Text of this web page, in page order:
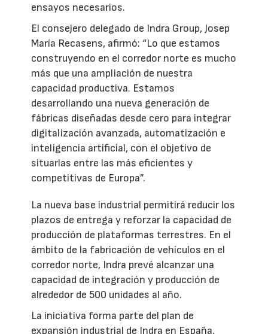
ensayos necesarios.
El consejero delegado de Indra Group, Josep
María Recasens, afirmó: “Lo que estamos
construyendo en el corredor norte es mucho
más que una ampliación de nuestra
capacidad productiva. Estamos
desarrollando una nueva generación de
fábricas diseñadas desde cero para integrar
digitalización avanzada, automatización e
inteligencia artificial, con el objetivo de
situarlas entre las más eficientes y
competitivas de Europa”.
La nueva base industrial permitirá reducir los
plazos de entrega y reforzar la capacidad de
producción de plataformas terrestres. En el
ámbito de la fabricación de vehículos en el
corredor norte, Indra prevé alcanzar una
capacidad de integración y producción de
alrededor de 500 unidades al año.
La iniciativa forma parte del plan de
expansión industrial de Indra en España,